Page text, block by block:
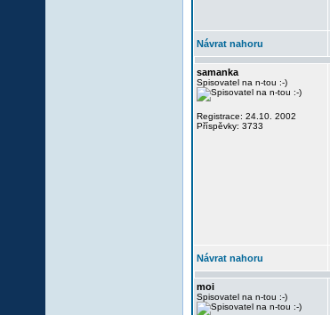
Návrat nahoru
samanka
Spisovatel na n-tou :-)
Registrace: 24.10. 2002
Příspěvky: 3733
Návrat nahoru
moi
Spisovatel na n-tou :-)